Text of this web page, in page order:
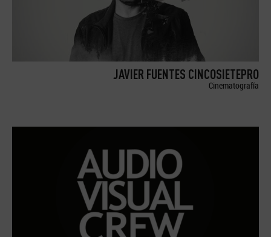
JAVIER FUENTES CINCOSIETEPRO
Cinematografía